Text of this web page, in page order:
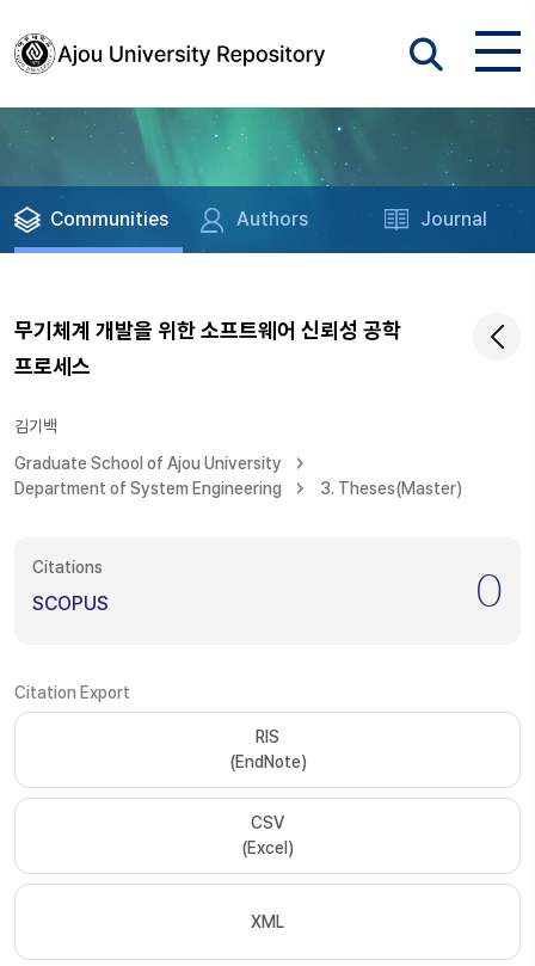
Communities Authors Journal
무기체계 개발을 위한 소프트웨어 신뢰성 공학
프로세스
김기백
Graduate School of Ajou University
Department of System Engineering
3. Theses(Master)
Citations
SCOPUS 0
Citation Export
RIS
(EndNote)
CSV
(Excel)
XML